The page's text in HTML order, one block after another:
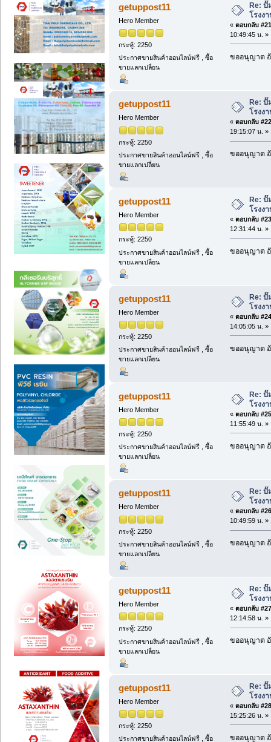
getuppost11
Hero Member
กระทู้: 2250
ประกาศขายสินค้าออนไลน์ฟรี , ซื้อ
ขายแลกเปลี่ยน
Re: ปั๊
โรงง
« ตอบกลับ
10:49:45 น. »
ขออนุญาต
getuppost11
Hero Member
กระทู้: 2250
ประกาศขายสินค้าออนไลน์ฟรี , ซื้อ
ขายแลกเปลี่ยน
Re:
โรงง
« ตอบกลับ
19:15:07 น. »
ขออนุญาต
getuppost11
Hero Member
กระทู้: 2250
ประกาศขายสินค้าออนไลน์ฟรี , ซื้อ
ขายแลกเปลี่ยน
Re:
โรงง
« ตอบกลับ
12:31:44 น. »
ขออนุญาต
getuppost11
Hero Member
กระทู้: 2250
ประกาศขายสินค้าออนไลน์ฟรี , ซื้อ
ขายแลกเปลี่ยน
Re:
โรงง
« ตอบกลับ
14:05:05 น. »
ขออนุญาต
getuppost11
Hero Member
กระทู้: 2250
ประกาศขายสินค้าออนไลน์ฟรี , ซื้อ
ขายแลกเปลี่ยน
Re: ปั๊
โรงง
« ตอบกลับ
11:55:49 น. »
ขออนุญาต
getuppost11
Hero Member
กระทู้: 2250
ประกาศขายสินค้าออนไลน์ฟรี , ซื้อ
ขายแลกเปลี่ยน
Re:
โรงง
« ตอบกลับ
10:49:59 น. »
ขออนุญาต
getuppost11
Hero Member
กระทู้: 2250
ประกาศขายสินค้าออนไลน์ฟรี , ซื้อ
ขายแลกเปลี่ยน
Re:
โรงง
« ตอบกลับ
12:14:58 น. »
ขออนุญาต
getuppost11
Hero Member
กระทู้: 2250
ประกาศขายสินค้าออนไลน์ฟรี , ซื้อ
Re: ปั๊
โรงง
« ตอบกลับ
15:25:26 น. »
ขออนุญาต